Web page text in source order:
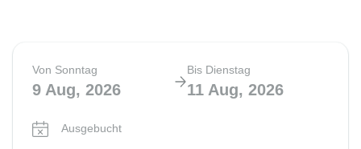
Von Sonntag
9 Aug, 2026
Bis Dienstag
11 Aug, 2026
Ausgebucht